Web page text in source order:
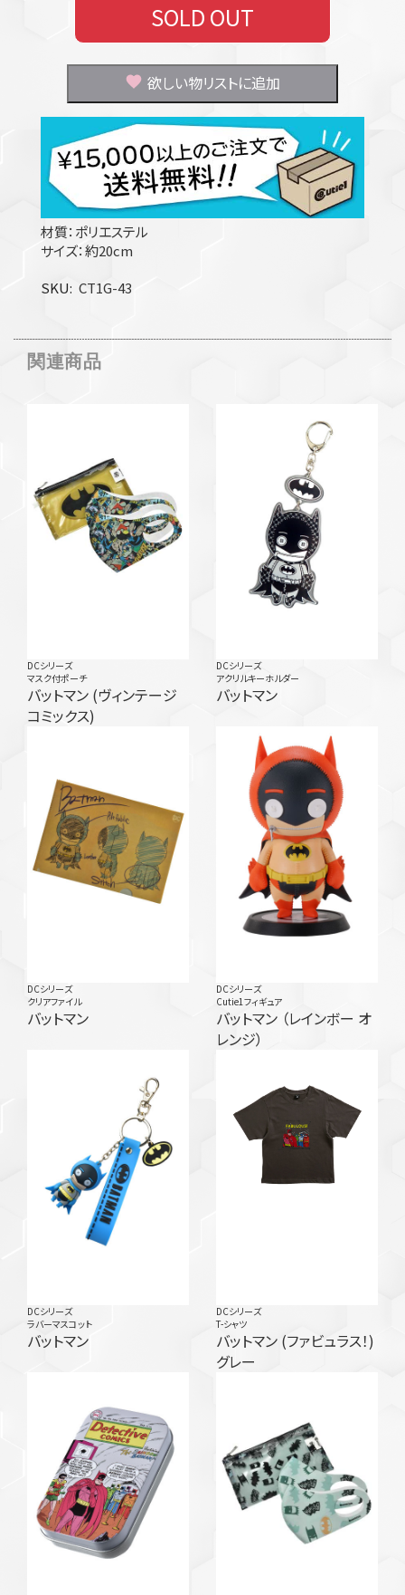
SOLD OUT
欲しい物リストに追加
材質：ポリエステル
サイズ：約20cm
SKU CT1G-43
関連商品
DCシリーズ
マスク付ポーチ
バットマン (ヴィンテージ
コミックス)
DCシリーズ
アクリルキーホルダー
バットマン
DCシリーズ
クリアファイル
バットマン
DCシリーズ
Cutie1フィギュア
バットマン （レインボー オ
レンジ）
DCシリーズ
ラバーマスコット
バットマン
DCシリーズ
T-シャツ
バットマン (ファビュラス！)
グレー